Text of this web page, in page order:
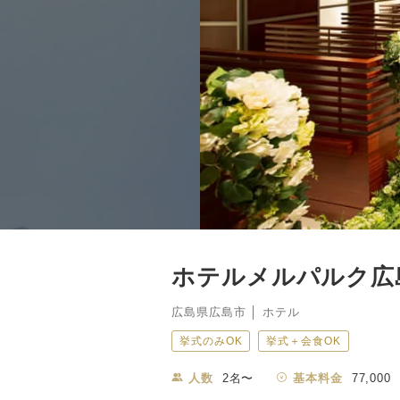
ホテルメルパルク広
広島県広島市 │ ホテル
挙式のみOK 挙式＋会食OK
人数 2名〜 基本料金 77,000